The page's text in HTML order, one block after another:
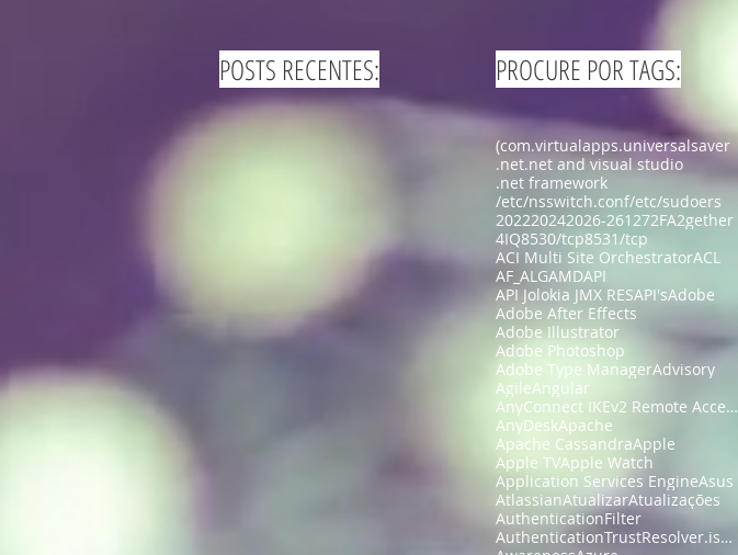
POSTS RECENTES: PROCURE POR TAGS:
(com.virtualapps.universalsaver
.net.net and visual studio
.net framework
/etc/nsswitch.conf/etc/sudoers
202220242026-261272FA2gether
4IQ8530/tcp8531/tcp
ACI Multi Site OrchestratorACL
AF_ALGAMDAPI
API Jolokia JMX RESAPI'sAdobe
Adobe After Effects
Adobe Illustrator
Adobe Photoshop
Adobe Type ManagerAdvisory
AgileAngular
AnyConnect IKEv2 Remote Access
AnyDeskApache
Apache CassandraApple
Apple TVApple Watch
Application Services EngineAsus
AtlassianAtualizarAtualizações
AuthenticationFilter
AuthenticationTrustResolver.isFullyAuthenticated